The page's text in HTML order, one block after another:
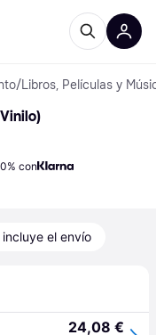
/Libros, Películas y
con
incluye el envío
24,08 €